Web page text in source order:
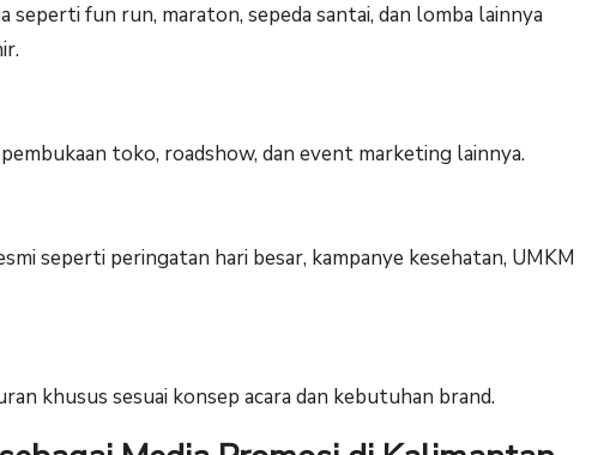
fun run, maraton, sepeda santai, dan lomba lainnya
toko, roadshow, dan event marketing lainnya.
seperti peringatan hari besar, kampanye kesehatan, UMKM
khusus sesuai konsep acara dan kebutuhan brand.